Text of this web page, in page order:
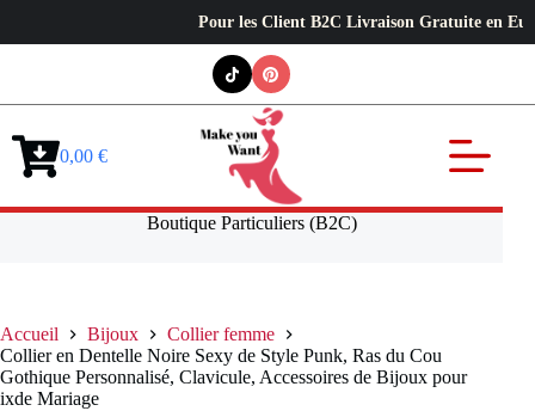
Pour les Client B2C Livraison Gratuite en Europe ✦
Panier0,00 €
Boutique Particuliers (B2C)
Accueil Bijoux
Collier femme
Collier en Dentelle Noire Sexy de Style Punk, Ras du Cou
Gothique Personnalisé, Clavicule, Accessoires de Bijoux pour
ixde Mariage